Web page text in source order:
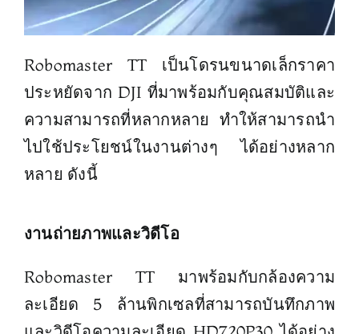
Robomaster TT เป็นโดรนขนาดเล็กราคา
ประหยัดจาก DJI ที่มาพร้อมกับคุณสมบัติและ
ความสามารถที่หลากหลาย ทำให้สามารถนำ
ไปใช้ประโยชน์ในงานต่างๆ ได้อย่างหลาก
หลาย ดังนี้
งานถ่ายภาพและวิดีโอ
Robomaster TT มาพร้อมกับกล้องความ
ละเอียด 5 ล้านพิกเซลที่สามารถบันทึกภาพ